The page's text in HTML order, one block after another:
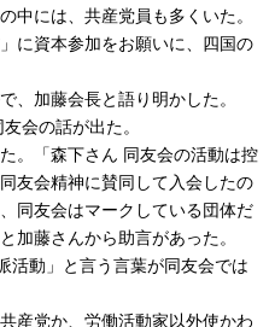
中には、共産党員も多くいた。
に資本参加をお願いに、四国の
、加藤会長と語り明かした。
会の話が出た。
。「森下さん 同友会の活動は控
友会精神に賛同して入会したの
同友会はマークしている団体だ
加藤さんから助言があった。
活動」と言う言葉が同友会では
産党か、労働活動家以外使かわ